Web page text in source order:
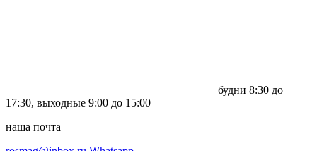
будни 8:30 до
17:30, выходные 9:00 до 15:00
наша почта